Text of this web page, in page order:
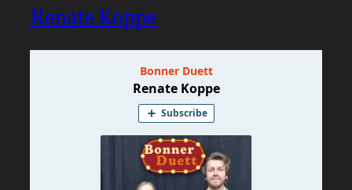
Renate Koppe